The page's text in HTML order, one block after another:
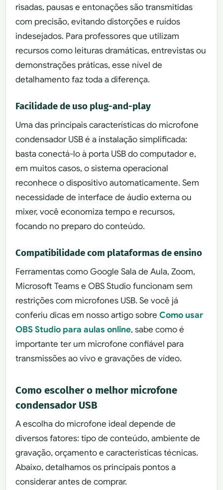
risadas, pausas e entonações são transmitidas
com precisão, evitando distorções e ruídos
indesejados. Para professores que utilizam
recursos como leituras dramáticas, entrevistas ou
demonstrações práticas, esse nível de
detalhamento faz toda a diferença.
Facilidade de uso plug-and-play
Uma das principais características do microfone
condensador USB é a instalação simplificada:
basta conectá-lo à porta USB do computador e,
em muitos casos, o sistema operacional
reconhece o dispositivo automaticamente. Sem
necessidade de interface de áudio externa ou
mixer, você economiza tempo e recursos,
focando no preparo do conteúdo.
Compatibilidade com plataformas de ensino
Ferramentas como Google Sala de Aula, Zoom,
Microsoft Teams e OBS Studio funcionam sem
restrições com microfones USB. Se você já
conferiu dicas em nosso artigo sobreComo usar
OBS Studio para aulas online, sabe como é
importante ter um microfone confiável para
transmissões ao vivo e gravações de vídeo.
Como escolher o melhor microfone
condensador USB
A escolha do microfone ideal depende de
diversos fatores: tipo de conteúdo, ambiente de
gravação, orçamento e características técnicas.
Abaixo, detalhamos os principais pontos a
considerar antes de comprar.